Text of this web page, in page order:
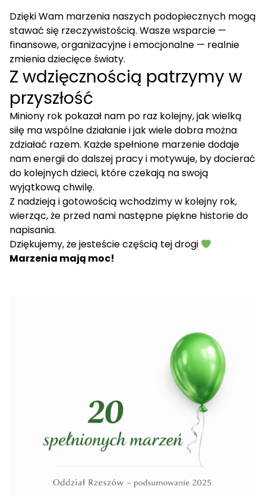
Dzięki Wam marzenia naszych podopiecznych mogą
stawać się rzeczywistością. Wasze wsparcie —
finansowe, organizacyjne i emocjonalne — realnie
zmienia dziecięce światy.
Z wdzięcznością patrzymy w
przyszłość
Miniony rok pokazał nam po raz kolejny, jak wielką
siłę ma wspólne działanie i jak wiele dobra można
zdziałać razem. Każde spełnione marzenie dodaje
nam energii do dalszej pracy i motywuje, by docierać
do kolejnych dzieci, które czekają na swoją
wyjątkową chwilę.
Z nadzieją i gotowością wchodzimy w kolejny rok,
wierząc, że przed nami następne piękne historie do
napisania.
Dziękujemy, że jesteście częścią tej drogi
Marzenia mają moc!